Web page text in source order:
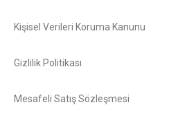
Kişisel Verileri Koruma Kanunu
Gizlilik Politikası
Mesafeli Satış Sözleşmesi